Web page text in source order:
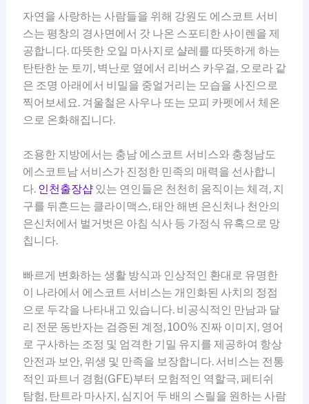
자연을 사랑하는 사람들을 위해 강원도 에스코트 서비
스는 평창의 경사면에서 갓 나온 스포티한 사이렌을 제
공합니다. 따뜻한 오일 마사지로 샬레를 따뜻하게 하는
탄탄한 눈 토끼, 벽난로 옆에서 리버스 카우걸, 오로라 같
은 조명 아래에서 비밀을 중얼거리는 모습을 사진으로
찍어보세요. 겨울철은 사우나 또는 모피 카펫에서 체온
으로 온화해집니다.
조용한 지방에서는 충남 에스코트 서비스와 충청남도
에스코트남 서비스가 진정한 민족의 매력을 선사합니
다. 인천출장샵있는 연인들은 천천히 움직이는 체격, 지
구를 뒤흔드는 클라이맥스, 태안 해변 은신처나 천안의
은신처에서 벌거벗은 아침 식사 등 가정식 유혹으로 망
칩니다.
빠르게 변화하는 생활 방식과 인상적인 환대로 유명한
이 나라에서 에스코트 서비스는 개인화된 사치의 정점
으로 두각을 나타내고 있습니다. 비공식적인 만남과 달
리 전문 동반자는 검증된 계정, 100% 진짜 이미지, 영어
로 구사하는 조정 및 엄격한 기밀 유지를 제공하여 항상
안전과 보안, 위생 및 만족을 보장합니다. 서비스는 전통
적인 파트너 경험(GFE)부터 모험적인 역할극, 페티쉬
탐험, 탄트라 마사지, 심지어 두 배의 스릴을 원하는 사람